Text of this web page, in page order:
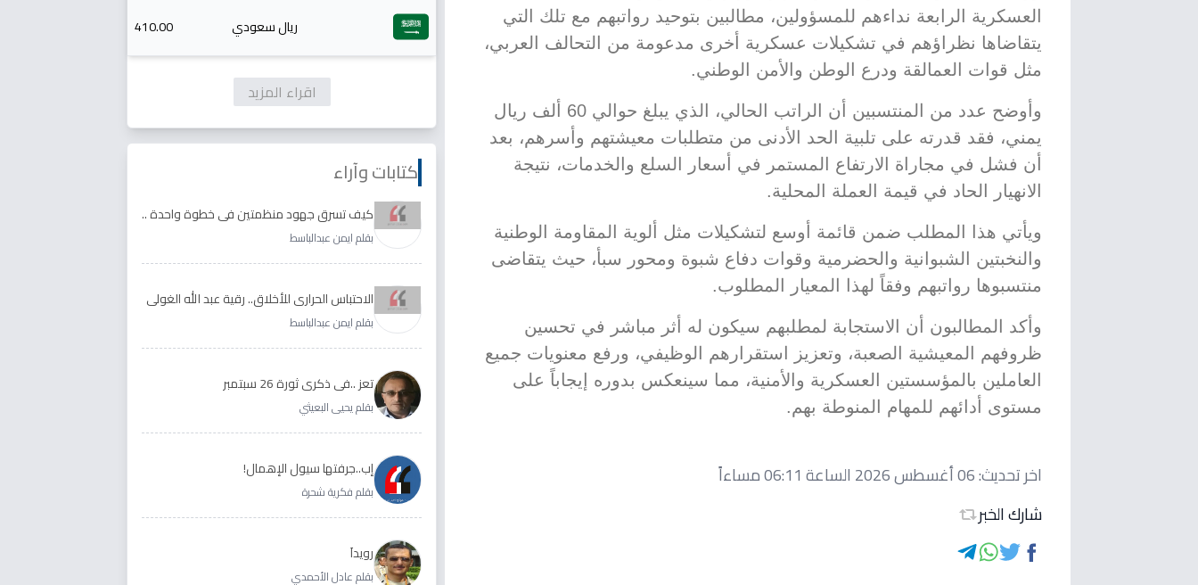
العسكرية الرابعة نداءهم للمسؤولين، مطالبين بتوحيد رواتبهم مع تلك التي
يتقاضاها نظراؤهم في تشكيلات عسكرية أخرى مدعومة من التحالف العربي،
مثل قوات العمالقة ودرع الوطن والأمن الوطني.
وأوضح عدد من المنتسبين أن الراتب الحالي، الذي يبلغ حوالي 60 ألف ريال
يمني، فقد قدرته على تلبية الحد الأدنى من متطلبات معيشتهم وأسرهم، بعد
أن فشل في مجاراة الارتفاع المستمر في أسعار السلع والخدمات، نتيجة
الانهيار الحاد في قيمة العملة المحلية.
ويأتي هذا المطلب ضمن قائمة أوسع لتشكيلات مثل ألوية المقاومة الوطنية
والنخبتين الشبوانية والحضرمية وقوات دفاع شبوة ومحور سبأ، حيث يتقاضى
منتسبوها رواتبهم وفقاً لهذا المعيار المطلوب.
وأكد المطالبون أن الاستجابة لمطلبهم سيكون له أثر مباشر في تحسين
ظروفهم المعيشية الصعبة، وتعزيز استقرارهم الوظيفي، ورفع معنويات جميع
العاملين بالمؤسستين العسكرية والأمنية، مما سينعكس بدوره إيجاباً على
مستوى أدائهم للمهام المنوطة بهم.
اخر تحديث:06 أغسطس 2026 الساعة 06:11 مساءاً
شارك الخبر
ريال سعودي 410.00
اقراء المزيد
كتابات وآراء
كيف تسرق جهود منظمتين في خطوة واحدة ..
الأجابة لدى رقية عبد الله الغولي وغدير طيره
بقلم ايمن عبدالباسط
الاحتباس الحراري للأخلاق.. رقية عبد الله الغولي
وغدير طيره نموذجا
بقلم ايمن عبدالباسط
تعز ..في ذكرى ثورة 26 سبتمبر
بقلم يحيى البعيثي
إب..جرفتها سيول الإهمال!
بقلم فكرية شحرة
رويداَ
بقلم عادل الأحمدي